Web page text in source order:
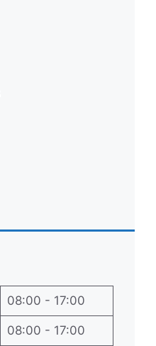
08:00 - 17:00
08:00 - 17:00